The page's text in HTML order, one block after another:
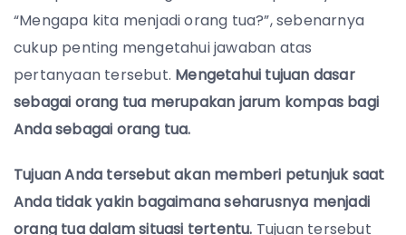
“Mengapa kita menjadi orang tua?”, sebenarnya
cukup penting mengetahui jawaban atas
pertanyaan tersebut. Mengetahui tujuan dasar
sebagai orang tua merupakan jarum kompas bagi
Anda sebagai orang tua.
Tujuan Anda tersebut akan memberi petunjuk saat
Anda tidak yakin bagaimana seharusnya menjadi
orang tua dalam situasi tertentu. Tujuan tersebut